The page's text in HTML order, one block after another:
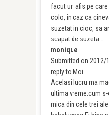
facut un afis pe
colo, in caz ca
suzetat in cioc, sa
scapat de suzeta….
monique
Submitted on 2012/
reply to Moi.
Acelasi lucru ma
ultima vreme:cum
mica din cele trei